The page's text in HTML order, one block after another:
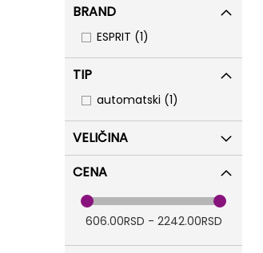
BRAND
ESPRIT 1
item
TIP
automatski 1
item
VELIČINA
CENA
606.00RSD - 2242.00RSD